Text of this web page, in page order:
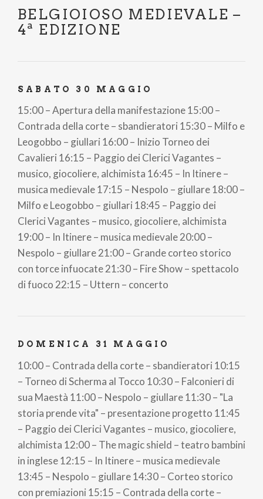
BELGIOIOSO MEDIEVALE –
4ª EDIZIONE
SABATO 30 MAGGIO
15:00 – Apertura della manifestazione 15:00 –
Contrada della corte – sbandieratori 15:30 – Milfo e
Leogobbo – giullari 16:00 – Inizio Torneo dei
Cavalieri 16:15 – Paggio dei Clerici Vagantes –
musico, giocoliere, alchimista 16:45 – In Itinere –
musica medievale 17:15 – Nespolo – giullare 18:00 –
Milfo e Leogobbo – giullari 18:45 – Paggio dei
Clerici Vagantes – musico, giocoliere, alchimista
19:00 – In Itinere – musica medievale 20:00 –
Nespolo – giullare 21:00 – Grande corteo storico
con torce infuocate 21:30 – Fire Show – spettacolo
di fuoco 22:15 – Uttern – concerto
DOMENICA 31 MAGGIO
10:00 – Contrada della corte – sbandieratori 10:15
– Torneo di Scherma al Tocco 10:30 – Falconieri di
sua Maestà 11:00 – Nespolo – giullare 11:30 – "La
storia prende vita" – presentazione progetto 11:45
– Paggio dei Clerici Vagantes – musico, giocoliere,
alchimista 12:00 – The magic shield – teatro bambini
in inglese 12:15 – In Itinere – musica medievale
13:45 – Nespolo – giullare 14:30 – Corteo storico
con premiazioni 15:15 – Contrada della corte –